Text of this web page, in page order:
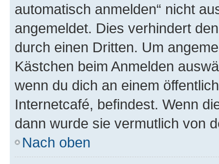
automatisch anmelden“ nicht
angemeldet. Dies verhindert
durch einen Dritten. Um
Kästchen beim Anmelden
wenn du dich an einem
Internetcafé, befindest. Wenn
dann wurde sie vermutlich von
Nach oben